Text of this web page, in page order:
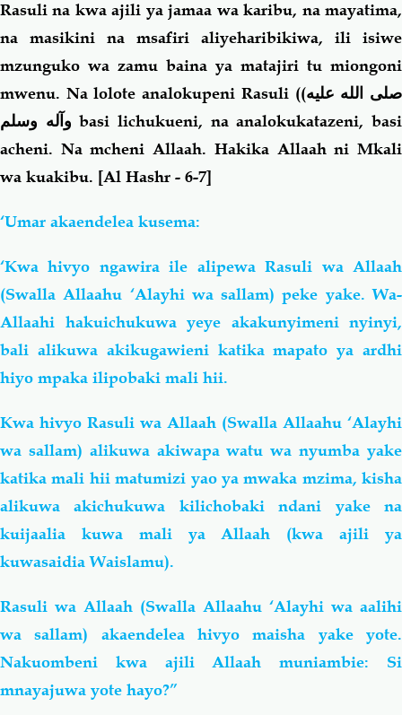
Rasuli na kwa ajili ya jamaa wa karibu, na mayatima,
na masikini na msafiri aliyeharibikiwa, ili isiwe
mzunguko wa zamu baina ya matajiri tu miongoni
mwenu. Na lolote analokupeni Rasuli ((صلى الله عليه
وآله وسلم basi lichukueni, na analokukatazeni, basi
acheni. Na mcheni Allaah. Hakika Allaah ni Mkali
wa kuakibu. [Al Hashr - 6-7]
‘Umar akaendelea kusema:
‘Kwa hivyo ngawira ile alipewa Rasuli wa Allaah
(Swalla Allaahu ‘Alayhi wa sallam) peke yake. Wa-
Allaahi hakuichukuwa yeye akakunyimeni nyinyi,
bali alikuwa akikugawieni katika mapato ya ardhi
hiyo mpaka ilipobaki mali hii.
Kwa hivyo Rasuli wa Allaah (Swalla Allaahu ‘Alayhi
wa sallam) alikuwa akiwapa watu wa nyumba yake
katika mali hii matumizi yao ya mwaka mzima, kisha
alikuwa akichukuwa kilichobaki ndani yake na
kuijaalia kuwa mali ya Allaah (kwa ajili ya
kuwasaidia Waislamu).
Rasuli wa Allaah (Swalla Allaahu ‘Alayhi wa aalihi
wa sallam) akaendelea hivyo maisha yake yote.
Nakuombeni kwa ajili Allaah muniambie: Si
mnayajuwa yote hayo?”